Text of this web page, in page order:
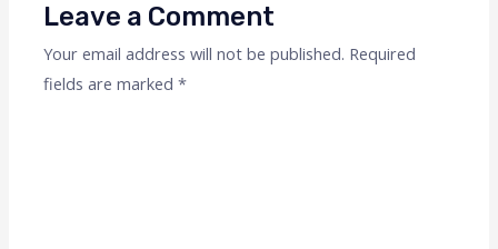
Leave a Comment
Your email address will not be published. Required
fields are marked*